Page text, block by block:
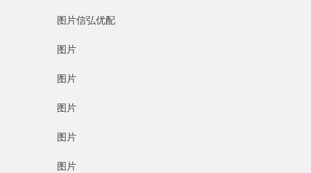
图片信弘优配
图片
图片
图片
图片
图片